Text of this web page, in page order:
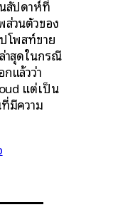
สัปดาห์ที่
ส่วนตัวของ
โพสท์ขาย
าสุดในกรณี
แล้วว่า
แต่เป็น
มีความ